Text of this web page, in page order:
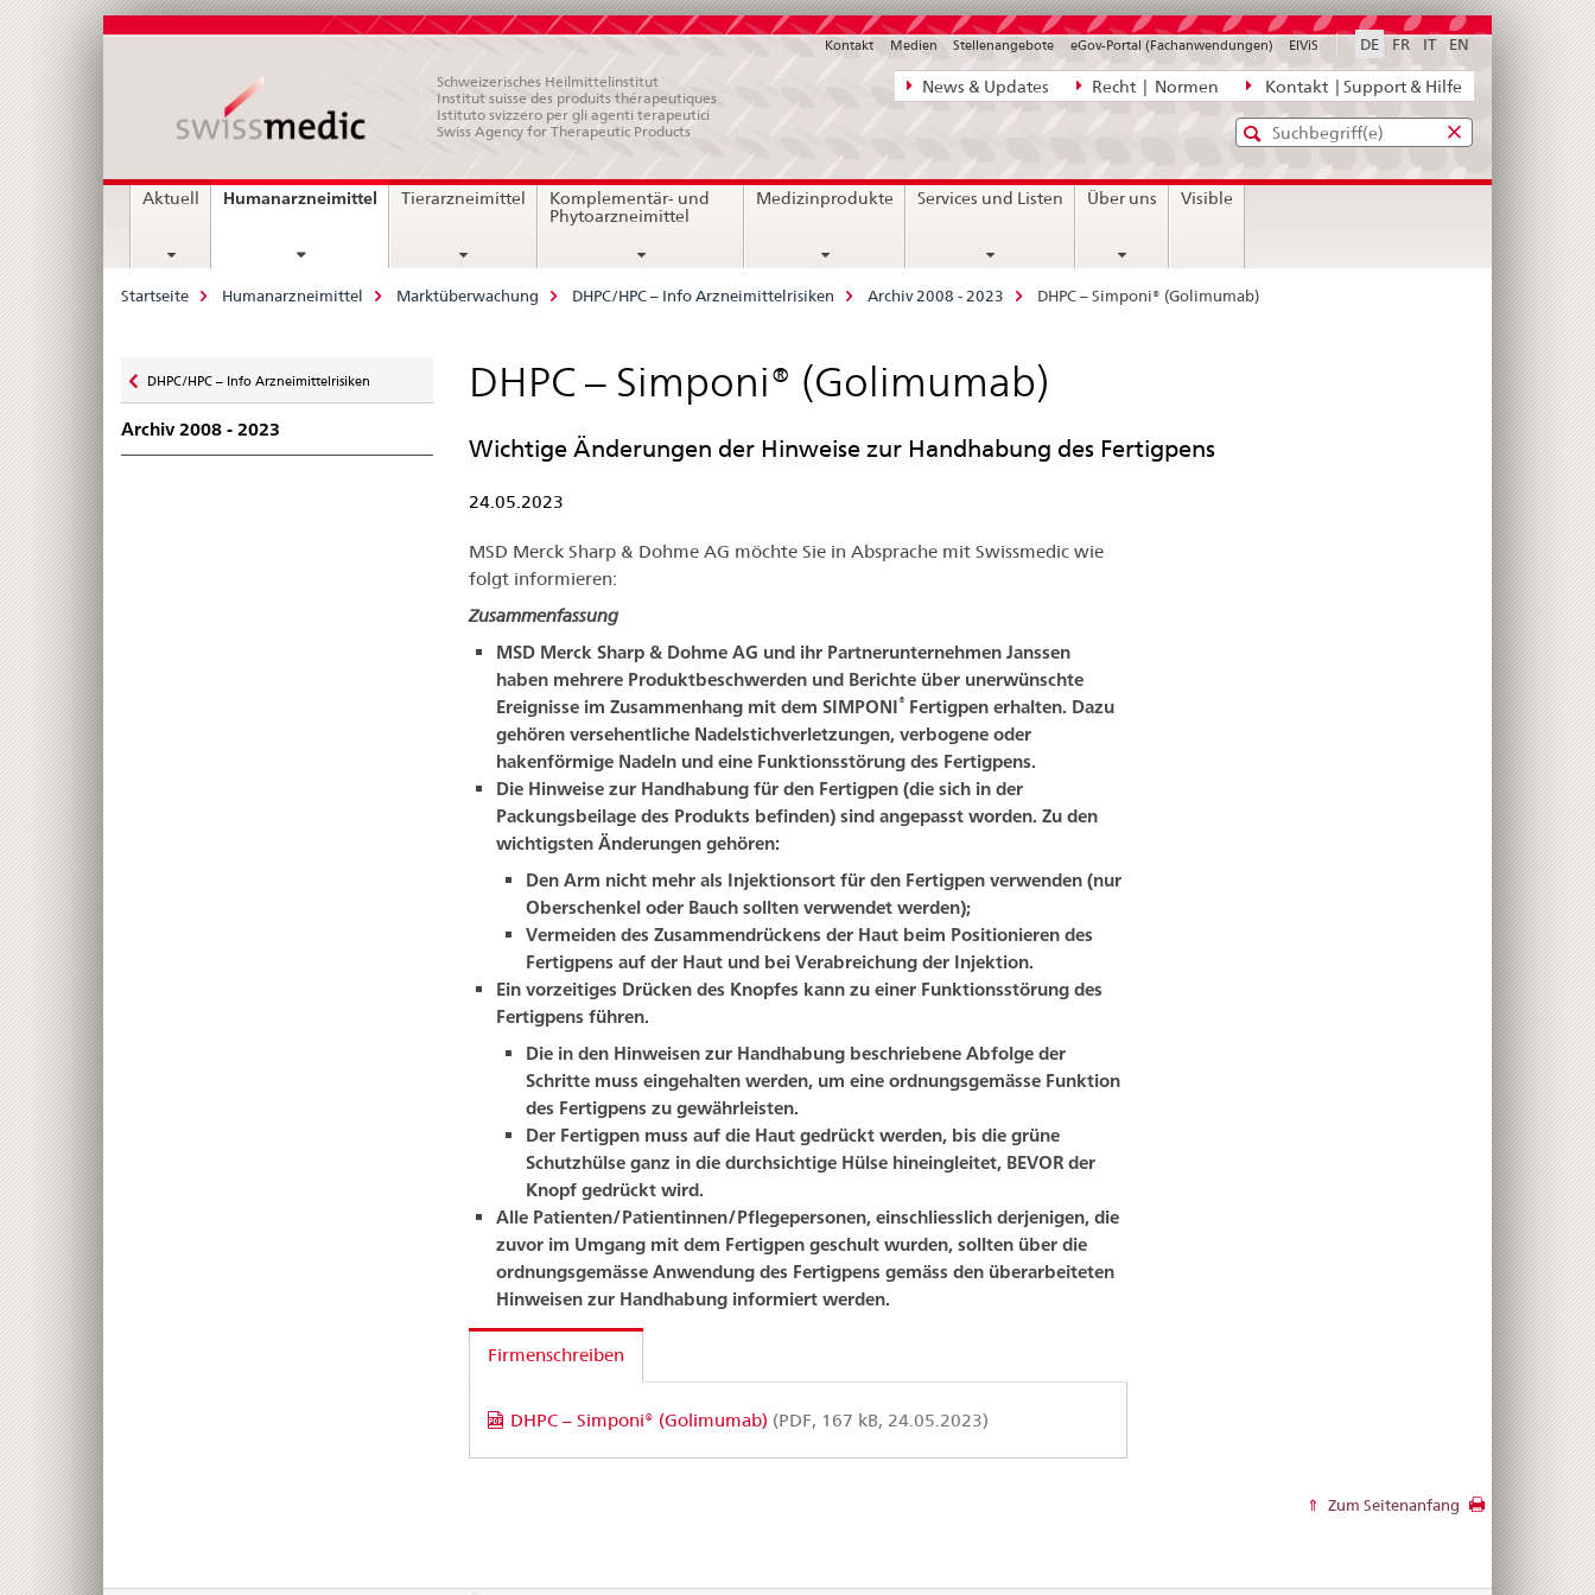
Direktnavigation
News,
Kontakt
News & Updates Recht | Normen Kontakt | Support & Hilfe
DE FR IT EN
Kontakt Medien Stellenangebote eGov-Portal (Fachanwendungen) ElViS
Schweizerisches Heilmittelinstitut
Institut suisse des produits thérapeutiques
Istituto svizzero per gli agenti terapeutici
Swiss Agency for Therapeutic Products
Standard-
Suche
Eingabefenster
diefür
Hauptnavigation
Aktuell Humanarzneimittel current
Tierarzneimittel
Komplementär- und
Phytoarzneimittel
Medizinprodukte Services und Listen Über uns Visible
Breadcrumb
Startseite Humanarzneimittel Marktüberwachung DHPC/HPC – Info Arzneimittelrisiken Archiv 2008 - 2023 DHPC – Simponi® (Golimumab)
zu
DHPC/HPC – Info Arzneimittelrisiken
Archiv 2008 - 2023
DHPC – Simponi® (Golimumab)
Wichtige Änderungen der Hinweise zur Handhabung des Fertigpens
24.05.2023
MSD Merck Sharp & Dohme AG möchte Sie in Absprache mit Swissmedic wie
folgt informieren:
Zusammenfassung
MSD Merck Sharp & Dohme AG und ihr Partnerunternehmen Janssen
haben mehrere Produktbeschwerden und Berichte über unerwünschte
Ereignisse im Zusammenhang mit dem SIMPONI® Fertigpen erhalten. Dazu
gehören versehentliche Nadelstichverletzungen, verbogene oder
hakenförmige Nadeln und eine Funktionsstörung des Fertigpens.
Die Hinweise zur Handhabung für den Fertigpen (die sich in der
Packungsbeilage des Produkts befinden) sind angepasst worden. Zu den
wichtigsten Änderungen gehören:
Den Arm nicht mehr als Injektionsort für den Fertigpen verwenden (nur
Oberschenkel oder Bauch sollten verwendet werden);
Vermeiden des Zusammendrückens der Haut beim Positionieren des
Fertigpens auf der Haut und bei Verabreichung der Injektion.
Ein vorzeitiges Drücken des Knopfes kann zu einer Funktionsstörung des
Fertigpens führen.
Die in den Hinweisen zur Handhabung beschriebene Abfolge der
Schritte muss eingehalten werden, um eine ordnungsgemässe Funktion
des Fertigpens zu gewährleisten.
Der Fertigpen muss auf die Haut gedrückt werden, bis die grüne
Schutzhülse ganz in die durchsichtige Hülse hineingleitet, BEVOR der
Knopf gedrückt wird.
Alle Patienten/Patientinnen/Pflegepersonen, einschliesslich derjenigen, die
zuvor im Umgang mit dem Fertigpen geschult wurden, sollten über die
ordnungsgemässe Anwendung des Fertigpens gemäss den überarbeiteten
Hinweisen zur Handhabung informiert werden.
Firmenschreiben
DHPC – Simponi® (Golimumab) (PDF, 167 kB, 24.05.2023)
Zum Seitenanfang